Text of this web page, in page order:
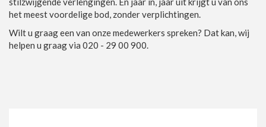
het meest voordelige bod, zonder verplichtingen.
Wilt u graag een van onze medewerkers spreken? Dat kan, wij
helpen u graag via 020 - 29 00 900.